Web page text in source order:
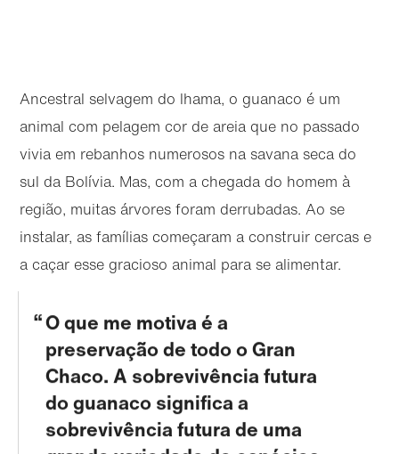
Ancestral selvagem do lhama, o guanaco é um
animal com pelagem cor de areia que no passado
vivia em rebanhos numerosos na savana seca do
sul da Bolívia. Mas, com a chegada do homem à
região, muitas árvores foram derrubadas. Ao se
instalar, as famílias começaram a construir cercas e
a caçar esse gracioso animal para se alimentar.
O que me motiva é a
preservação de todo o Gran
Chaco. A sobrevivência futura
do guanaco significa a
sobrevivência futura de uma